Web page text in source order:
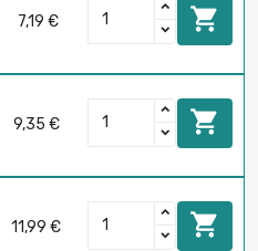
7,19 € 
9,35 € 
11,99 € 